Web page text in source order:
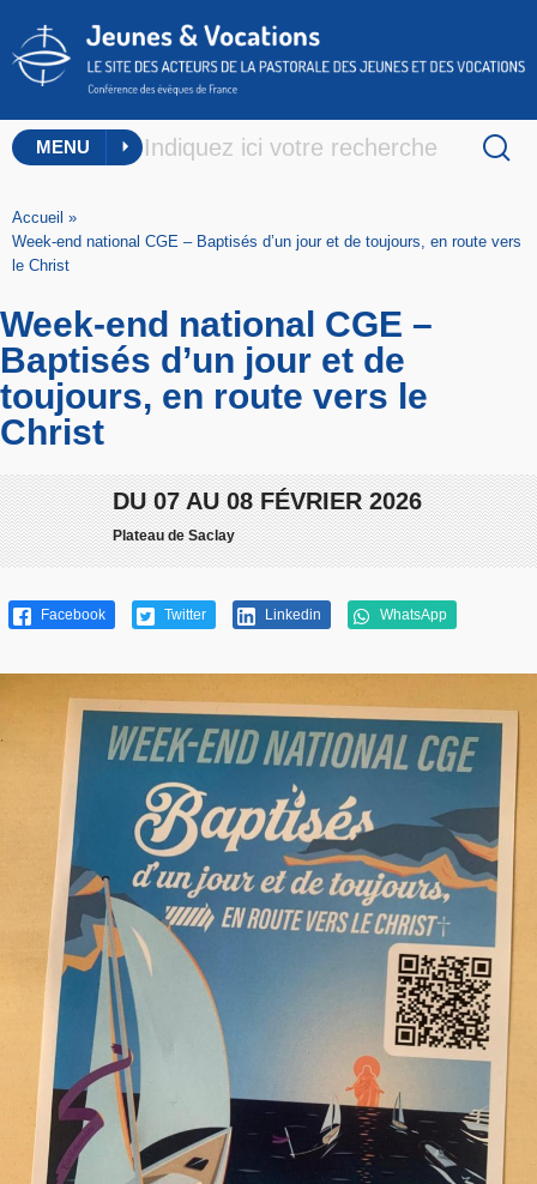
MENU
Accueil »
Week-end national CGE – Baptisés d’un jour et de toujours, en route vers
le Christ
Week-end national CGE –
Baptisés d’un jour et de
toujours, en route vers le
Christ
DU07AU08 FÉVRIER 2026
Plateau de Saclay
Facebook Twitter Linkedin WhatsApp